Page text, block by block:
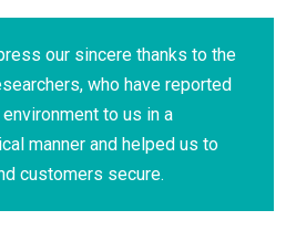
our sincere thanks to the
who have reported
to us in a
manner and helped us to
customers secure.